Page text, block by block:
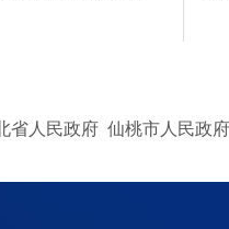
省人民政府 仙桃市人民政府